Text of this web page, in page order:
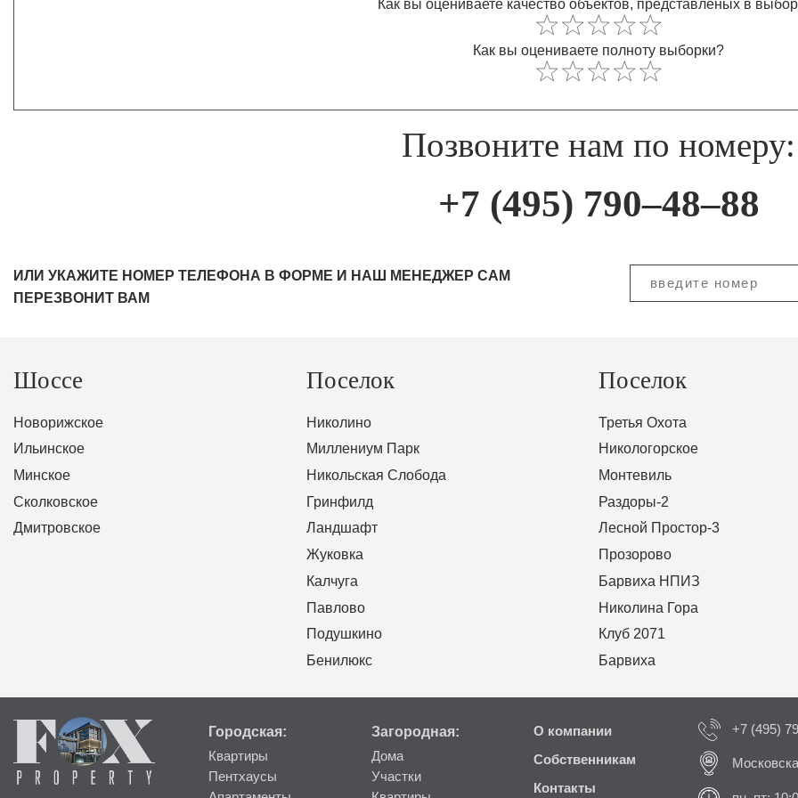
Как вы оцениваете качество объектов, представленых в
Как вы оцениваете полноту выборки?
Позвоните нам по номеру:
+7 (495) 790–48–88
ИЛИ УКАЖИТЕ НОМЕР ТЕЛЕФОНА В ФОРМЕ И НАШ МЕНЕДЖЕР САМ
ПЕРЕЗВОНИТ ВАМ
Шоссе
Новорижское
Ильинское
Минское
Сколковское
Дмитровское
Поселок
Николино
Миллениум Парк
Никольская Слобода
Гринфилд
Ландшафт
Жуковка
Калчуга
Павлово
Подушкино
Бенилюкс
Поселок
Третья Охота
Никологорское
Монтевиль
Раздоры-2
Лесной Простор-3
Прозорово
Барвиха НПИЗ
Николина Гора
Клуб 2071
Барвиха
Городская:
Квартиры
Пентхаусы
Загородная:
Дома
Участки
О компании
Собственникам
Контакты
+7 (495)